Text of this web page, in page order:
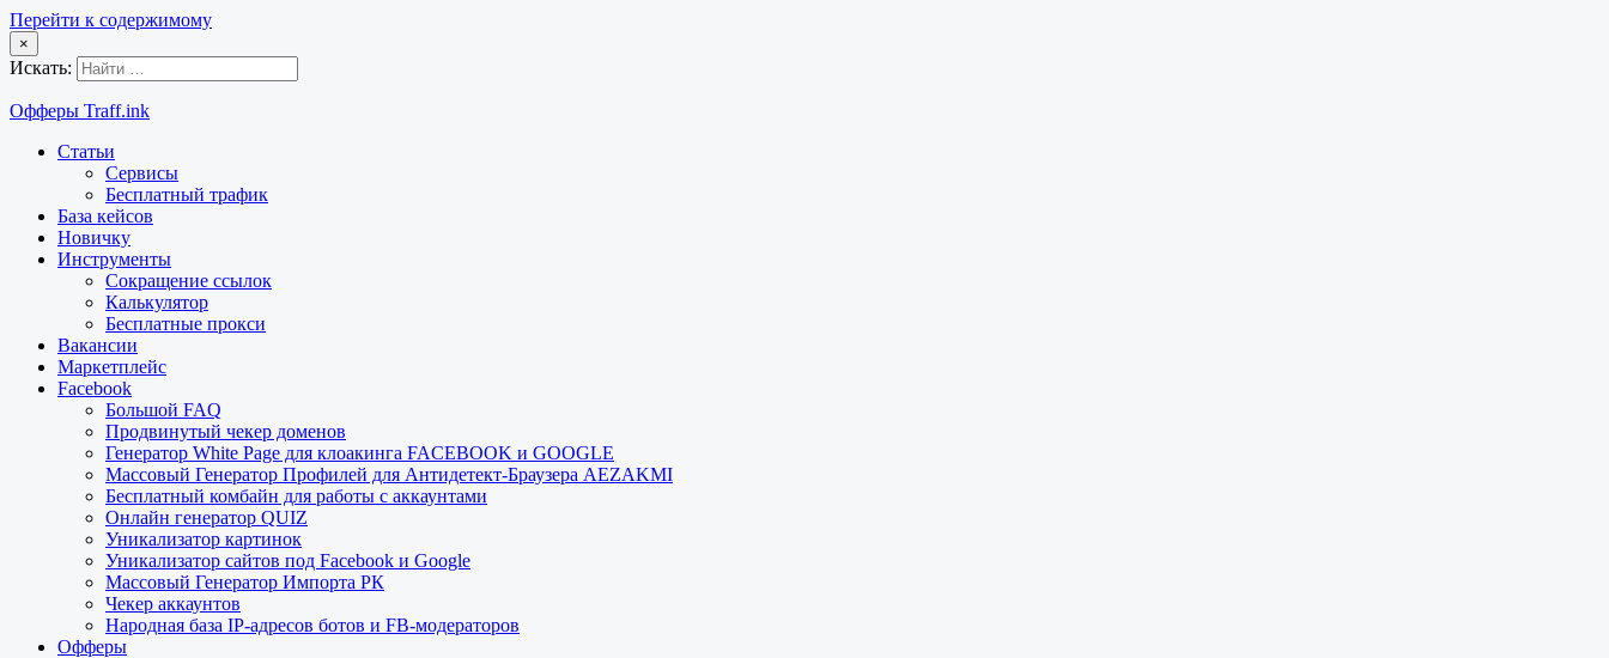
Перейти к содержимому
×
Искать:
Офферы Traff.ink
Статьи
Сервисы
Бесплатный трафик
База кейсов
Новичку
Инструменты
Сокращение ссылок
Калькулятор
Бесплатные прокси
Вакансии
Маркетплейс
Facebook
Большой FAQ
Продвинутый чекер доменов
Генератор White Page для клоакинга FACEBOOK и GOOGLE
Массовый Генератор Профилей для Антидетект-Браузера AEZAKMI
Бесплатный комбайн для работы с аккаунтами
Онлайн генератор QUIZ
Уникализатор картинок
Уникализатор сайтов под Facebook и Google
Массовый Генератор Импорта РК
Чекер аккаунтов
Народная база IP-адресов ботов и FB-модераторов
Офферы